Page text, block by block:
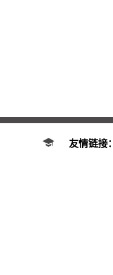
友情链接：